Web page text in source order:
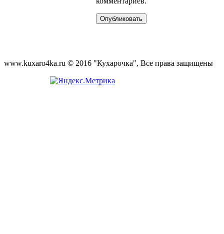
www.kuxaro4ka.ru © 2016 "Кухарочка", Все права защищены